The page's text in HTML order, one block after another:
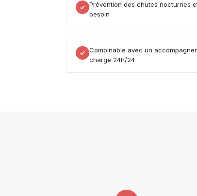
Prévention des chutes nocturnes
besoin
Combinable avec un
charge 24h/24